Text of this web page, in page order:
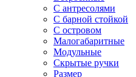
С антресолями
С барной стойкой
С островом
Малогабаритные
Модульные
Скрытые ручки
Размер